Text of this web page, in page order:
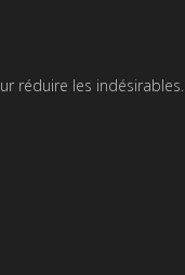
réduire les indésirables.